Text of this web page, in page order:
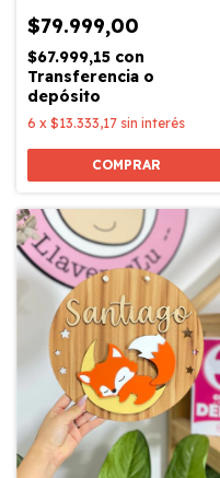
$79.999,00
$67.999,15 con
Transferencia o
depósito
6 x $13.333,17 sin interés
COMPRAR